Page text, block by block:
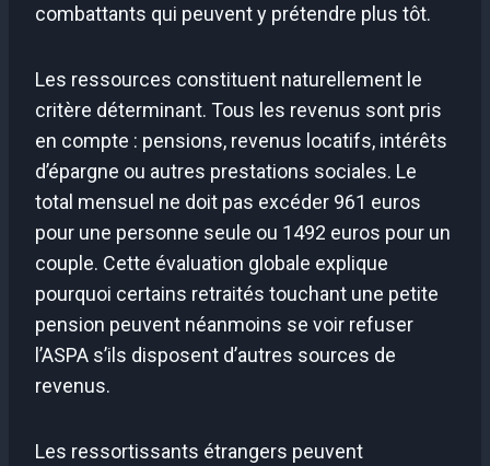
combattants qui peuvent y prétendre plus tôt.
Les ressources constituent naturellement le
critère déterminant. Tous les revenus sont pris
en compte : pensions, revenus locatifs, intérêts
d’épargne ou autres prestations sociales. Le
total mensuel ne doit pas excéder 961 euros
pour une personne seule ou 1492 euros pour un
couple. Cette évaluation globale explique
pourquoi certains retraités touchant une petite
pension peuvent néanmoins se voir refuser
l’ASPA s’ils disposent d’autres sources de
revenus.
Les ressortissants étrangers peuvent